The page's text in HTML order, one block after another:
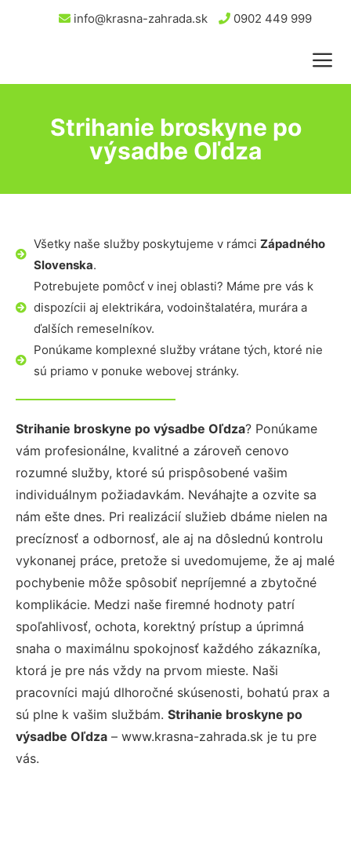
info@krasna-zahrada.sk 0902 449 999
Strihanie broskyne po
výsadbe Oľdza
Všetky naše služby poskytujeme v rámci Západného
Slovenska.
Potrebujete pomôcť v inej oblasti? Máme pre vás k
dispozícii aj elektrikára, vodoinštalatéra, murára a
ďalších remeselníkov.
Ponúkame komplexné služby vrátane tých, ktoré nie
sú priamo v ponuke webovej stránky.
Strihanie broskyne po výsadbe Oľdza? Ponúkame
vám profesionálne, kvalitné a zároveň cenovo
rozumné služby, ktoré sú prispôsobené vašim
individuálnym požiadavkám. Neváhajte a ozvite sa
nám ešte dnes. Pri realizácií služieb dbáme nielen na
precíznosť a odbornosť, ale aj na dôslednú kontrolu
vykonanej práce, pretože si uvedomujeme, že aj malé
pochybenie môže spôsobiť nepríjemné a zbytočné
komplikácie. Medzi naše firemné hodnoty patrí
spoľahlivosť, ochota, korektný prístup a úprimná
snaha o maximálnu spokojnosť každého zákazníka,
ktorá je pre nás vždy na prvom mieste. Naši
pracovníci majú dlhoročné skúsenosti, bohatú prax a
sú plne k vašim službám. Strihanie broskyne po
výsadbe Oľdza – www.krasna-zahrada.sk je tu pre
vás.